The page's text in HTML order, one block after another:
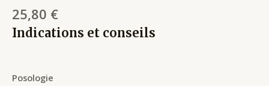
25,80 €
Indications et conseils
Posologie